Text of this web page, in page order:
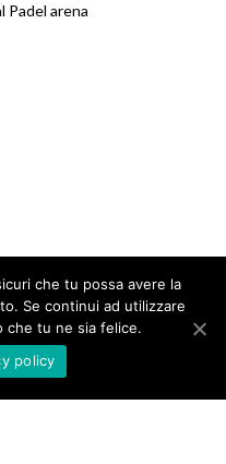
Padel arena
che tu possa avere la
Se continui ad utilizzare
che tu ne sia felice.
policy